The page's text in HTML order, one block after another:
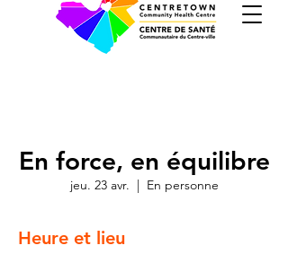
En force, en équilibre
jeu. 23 avr.
  |
En personne
Heure et lieu